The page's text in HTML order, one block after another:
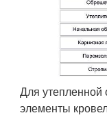
Для утепленной
элементы